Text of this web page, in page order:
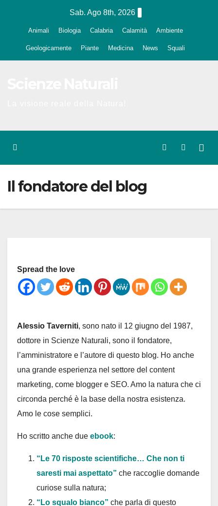
Sab. Ago 8th, 2026
Animali Biologia Calabria Calamità Ambiente
Geologicamente Piante Medicina News Squali
Il fondatore del blog
Spread the love
Alessio Taverniti, sono nato il 12 giugno del 1987,
dottore in Scienze Naturali, sono il fondatore,
l’amministratore e l’autore di questo blog. Ho anche
una grande esperienza nel settore del content
marketing, come blogger e SEO. Amo la natura che ci
circonda perché è la base della nostra esistenza.
Amo le cose semplici.
Ho scritto anche due ebook:
“Le 70 risposte scientifiche… Che non ti
saresti mai aspettato” che raccoglie domande
curiose sulla natura;
“Lo squalo bianco” che parla di questo